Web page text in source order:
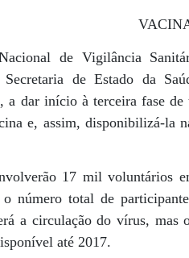
de Vigilância
de Estado da
a dar início à terceira fase
e, assim, disponibilizá-la
17 mil voluntários
número total de
a circulação do vírus,
até 2017.